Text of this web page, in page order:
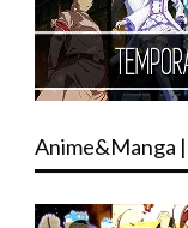
Anime&Manga